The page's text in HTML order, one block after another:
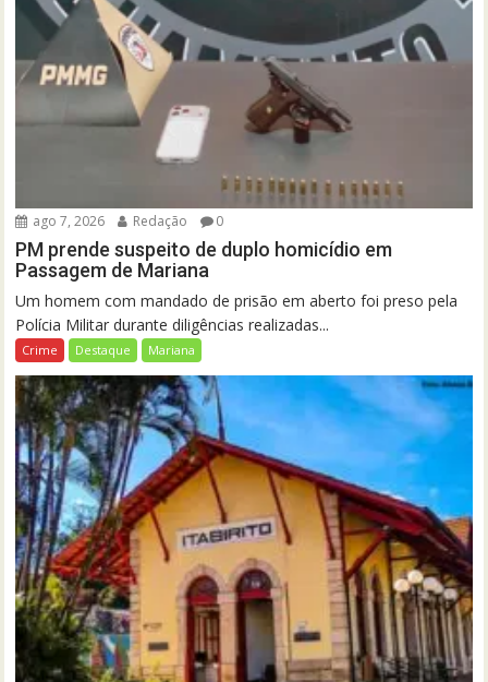
ago 7, 2026 Redação 0
PM prende suspeito de duplo homicídio em
Passagem de Mariana
Um homem com mandado de prisão em aberto foi preso pela
Polícia Militar durante diligências realizadas...
Crime Destaque Mariana